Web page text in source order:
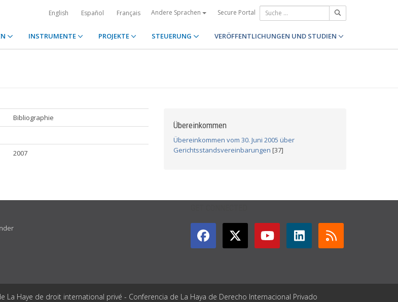
English Español Français Andere Sprachen Secure Portal
INSTRUMENTE PROJEKTE STEUERUNG VERÖFFENTLICHUNGEN UND STUDIEN
Bibliographie
2007
Übereinkommen
Übereinkommen vom 30. Juni 2005 über
Gerichtsstandsvereinbarungen [37]
La Haye de droit international privé - Conferencia de La Haya de Derecho Internacional Privado